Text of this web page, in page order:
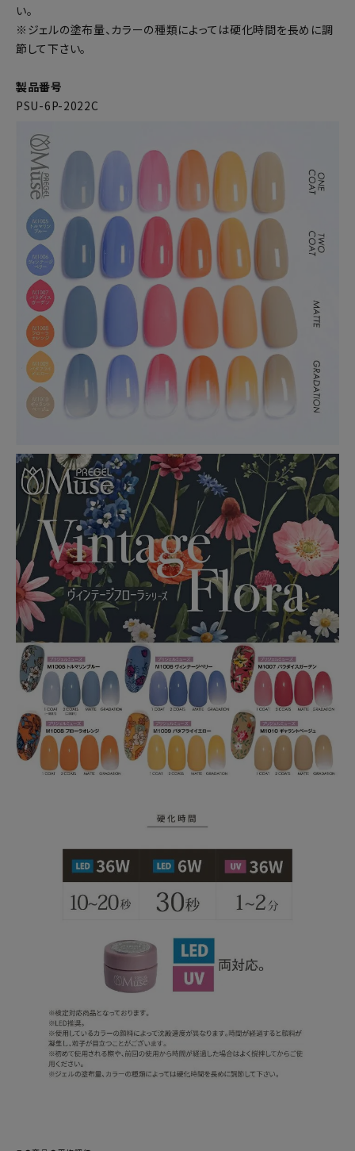
い。
※ジェルの塗布量、カラーの種類によっては硬化時間を長めに調
節して下さい。
製品番号
PSU-6P-2022C